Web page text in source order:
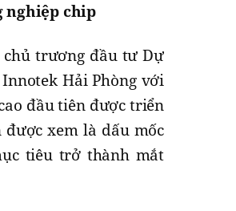
nghiệp chip
chủ trương đầu tư Dự
Hải Phòng với
đầu tiên được triển
xem là dấu mốc
tiêu trở thành mắt